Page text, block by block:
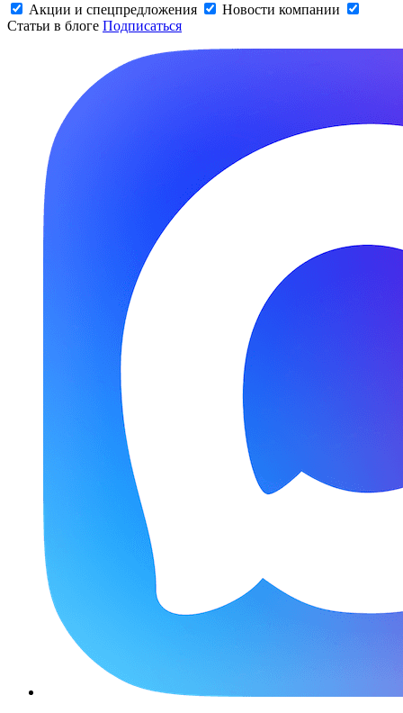
Акции и спецпредложения
Новости компании
Статьи в блоге Подписаться